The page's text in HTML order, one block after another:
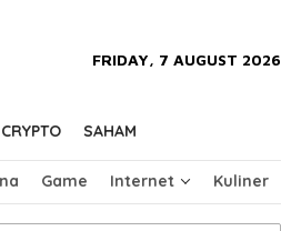
FRIDAY, 7 AUGUST 2026
CRYPTO SAHAM
Game Internet Kuliner